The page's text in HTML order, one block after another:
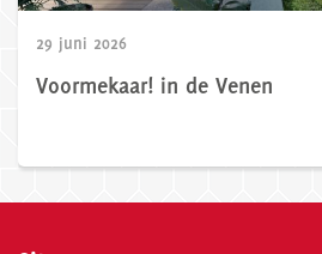
29 juni 2026
Voormekaar! in de Venen